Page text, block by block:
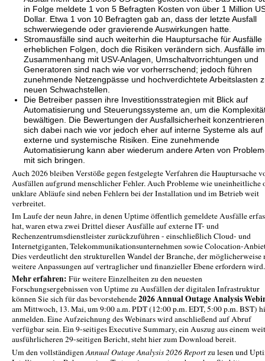
in Folge meldete 1 von 5 Befragten Kosten von über 1 Million
Dollar. Etwa 1 von 10 Befragten gab an, dass der letzte Ausfall
schwerwiegende oder gravierende Auswirkungen hatte.
Stromausfälle sind auch weiterhin die Hauptursache für Ausfälle
erheblichen Folgen, doch die Risiken verändern sich. Ausfälle im
Zusammenhang mit USV-Anlagen, Umschaltvorrichtungen und
Generatoren sind nach wie vor vorherrschend; jedoch führen
zunehmende Netzengpässe und hochverdichtete Arbeitslasten
neuen Schwachstellen.
Die Betreiber passen ihre Investitionsstrategien mit Blick auf
Automatisierung und Steuerungssysteme an, um die
bewältigen. Die Bewertungen der Ausfallsicherheit konzentrieren
sich dabei nach wie vor jedoch eher auf interne Systeme als auf
externe und systemische Risiken. Eine zunehmende
Automatisierung kann aber wiederum andere Arten von
mit sich bringen.
Auch 2026 bleiben Verstöße gegen festgelegte Verfahren die Hauptursache
Ausfällen aufgrund menschlicher Fehler. Auch Probleme wie uneinheitliche
unklare Abläufe sind neben Fehlern bei der Installation und im Betrieb weit
verbreitet.
Im Laufe der neun Jahre, in denen Uptime öffentlich gemeldete Ausfälle
hat, waren etwa zwei Drittel dieser Ausfälle auf externe IT- und
Rechenzentrumsdienstleister zurückzuführen - einschließlich Cloud- und
Internetgiganten, Telekommunikationsunternehmen sowie Colocation-
Dies verdeutlicht den strukturellen Wandel der Branche, der möglicherweise
weitere Anpassungen auf vertraglicher und finanzieller Ebene erfordern wird.
Mehr erfahren: Für weitere Einzelheiten zu den neuesten
Forschungsergebnissen von Uptime zu Ausfällen der digitalen Infrastruktur
können Sie sich für das bevorstehende2026 Annual Outage Analysis
am Mittwoch, 13. Mai, um 9:00 a.m. PDT (12:00 p.m. EDT, 5:00 p.m. BST)
anmelden. Eine Aufzeichnung des Webinars wird anschließend auf Abruf
verfügbar sein. Ein 9-seitiges Executive Summary, ein Auszug aus einem
ausführlicheren 29-seitigen Bericht, steht hier zum Download bereit.
Um den vollständigenAnnual Outage Analysis 2026 Reportzu lesen und